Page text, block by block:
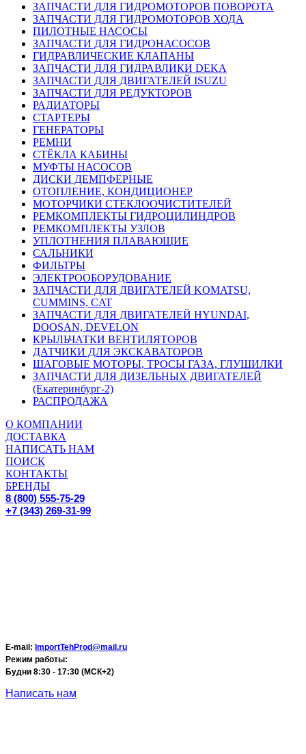
ЗАПЧАСТИ ДЛЯ ГИДРОМОТОРОВ ПОВОРОТА
ЗАПЧАСТИ ДЛЯ ГИДРОМОТОРОВ ХОДА
ПИЛОТНЫЕ НАСОСЫ
ЗАПЧАСТИ ДЛЯ ГИДРОНАСОСОВ
ГИДРАВЛИЧЕСКИЕ КЛАПАНЫ
ЗАПЧАСТИ ДЛЯ ГИДРАВЛИКИ DEKA
ЗАПЧАСТИ ДЛЯ ДВИГАТЕЛЕЙ ISUZU
ЗАПЧАСТИ ДЛЯ РЕДУКТОРОВ
РАДИАТОРЫ
СТАРТЕРЫ
ГЕНЕРАТОРЫ
РЕМНИ
СТЁКЛА КАБИНЫ
МУФТЫ НАСОСОВ
ДИСКИ ДЕМПФЕРНЫЕ
ОТОПЛЕНИЕ, КОНДИЦИОНЕР
МОТОРЧИКИ СТЕКЛООЧИСТИТЕЛЕЙ
РЕМКОМПЛЕКТЫ ГИДРОЦИЛИНДРОВ
РЕМКОМПЛЕКТЫ УЗЛОВ
УПЛОТНЕНИЯ ПЛАВАЮЩИЕ
САЛЬНИКИ
ФИЛЬТРЫ
ЭЛЕКТРООБОРУДОВАНИЕ
ЗАПЧАСТИ ДЛЯ ДВИГАТЕЛЕЙ KOMATSU,
CUMMINS, CAT
ЗАПЧАСТИ ДЛЯ ДВИГАТЕЛЕЙ HYUNDAI,
DOOSAN, DEVELON
КРЫЛЬЧАТКИ ВЕНТИЛЯТОРОВ
ДАТЧИКИ ДЛЯ ЭКСКАВАТОРОВ
ШАГОВЫЕ МОТОРЫ, ТРОСЫ ГАЗА, ГЛУШИЛКИ
ЗАПЧАСТИ ДЛЯ ДИЗЕЛЬНЫХ ДВИГАТЕЛЕЙ
(Екатеринбург-2)
РАСПРОДАЖА
О КОМПАНИИ
ДОСТАВКА
НАПИСАТЬ НАМ
ПОИСК
КОНТАКТЫ
БРЕНДЫ
8 (800) 555-75-29
+7 (343) 269-31-99
E-mail: ImportTehProd@mail.ru
Режим работы:
Будни 8:30 - 17:30 (МСК+2)
Написать нам